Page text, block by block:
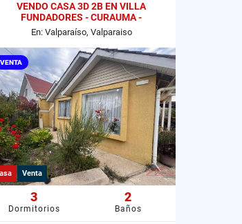
VENDO CASA 3D 2B EN VILLA
FUNDADORES - CURAUMA -
VALPARAISO.
En: Valparaíso, Valparaiso
VENTA
Venta
3
Dormitorios
2
Baños